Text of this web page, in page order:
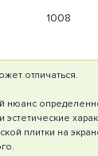
1008
отличаться.
нюанс
эстетические
плитки на